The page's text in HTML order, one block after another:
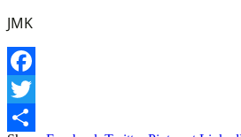
JMK
Facebook
Twitter